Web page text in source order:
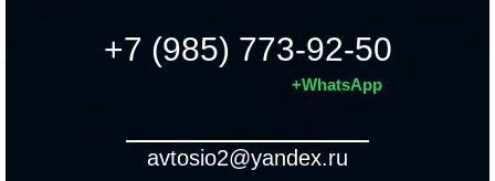
+7 (985) 773-92-50
+WhatsApp
avtosio2@yandex.ru